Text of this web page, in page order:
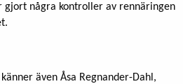
gjort några kontroller av rennäringen
även Åsa Regnander-Dahl,